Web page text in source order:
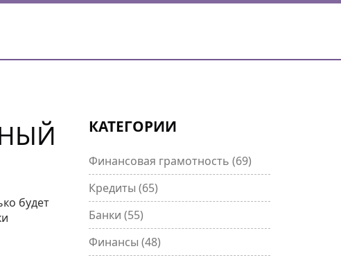
будет
КАТЕГОРИИ
Финансовая грамотность (69)
Кредиты (65)
Банки (55)
Финансы (48)